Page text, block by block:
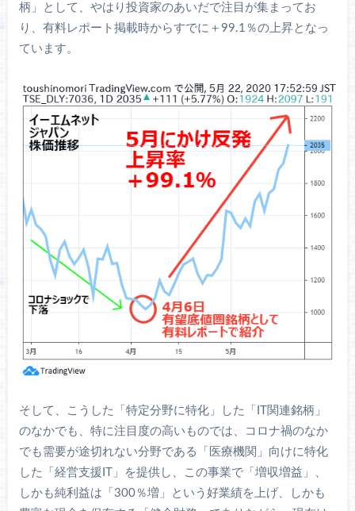
柄」として、やはり投資家のあいだで注目が集まってお
り、有料レポート掲載時からすでに＋99.1％の上昇となっ
ています。
そして、こうした「特定分野に特化」した「IT関連銘柄」
のなかでも、特に注目度の高いものでは、コロナ禍のなか
でも需要が途切れない分野である「医療機関」向けに特化
した「経営支援IT」を提供し、この事業で「増収増益」、
しかも純利益は「300％増」という好業績を上げ、しかも